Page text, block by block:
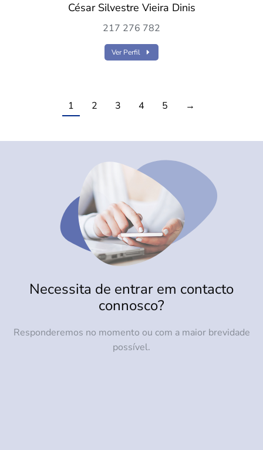
César Silvestre Vieira Dinis
217 276 782
Ver Perfil
1 2 3 4 5 →
Necessita de entrar em contacto
connosco?
Responderemos no momento ou com a maior brevidade
possível.